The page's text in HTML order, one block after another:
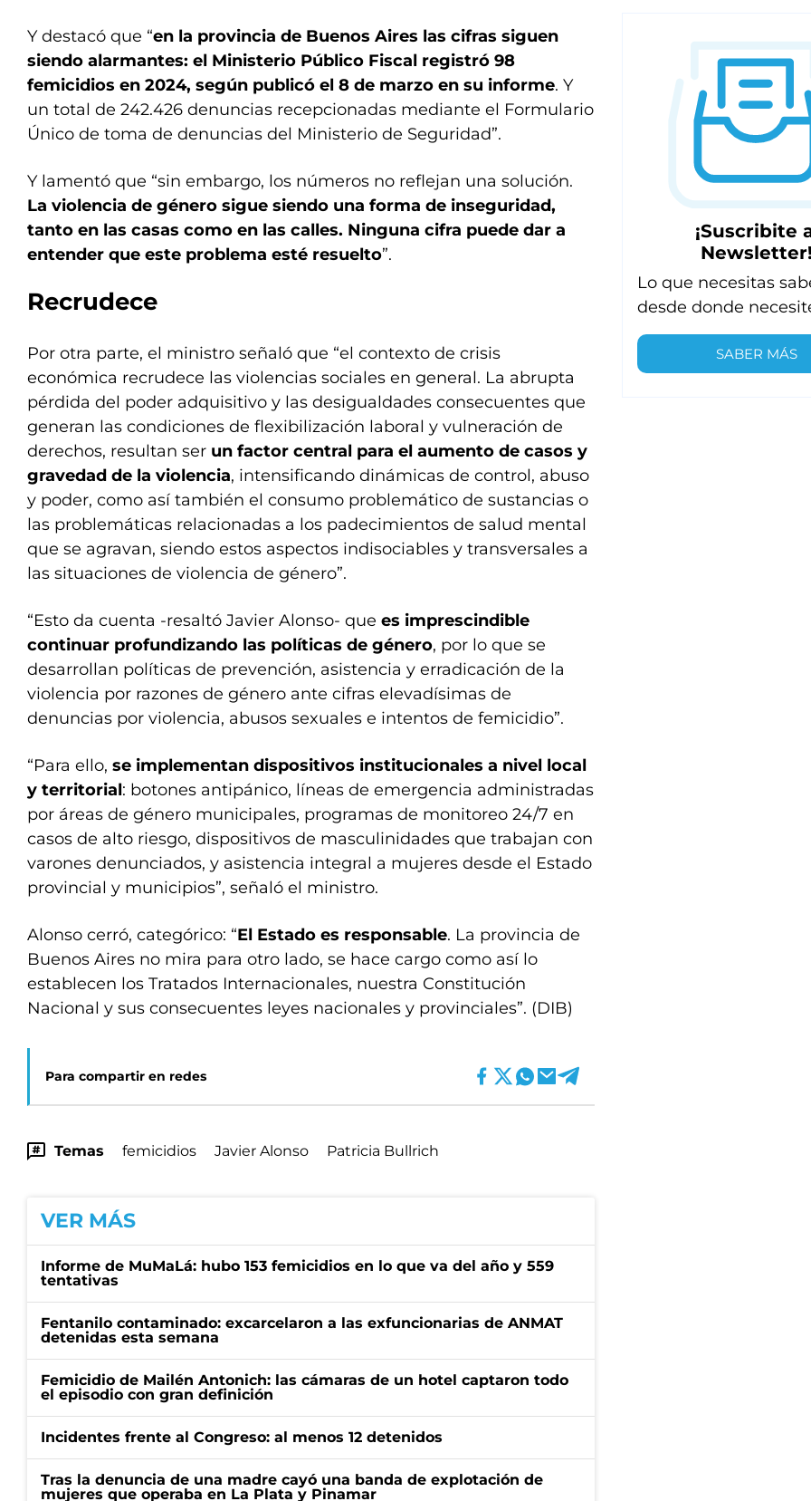
Y destacó que “en la provincia de Buenos Aires las cifras siguen
siendo alarmantes: el Ministerio Público Fiscal registró 98
femicidios en 2024, según publicó el 8 de marzo en su informe. Y
un total de 242.426 denuncias recepcionadas mediante el Formulario
Único de toma de denuncias del Ministerio de Seguridad”.
Y lamentó que “sin embargo, los números no reflejan una solución.
La violencia de género sigue siendo una forma de inseguridad,
tanto en las casas como en las calles. Ninguna cifra puede dar a
entender que este problema esté resuelto”.
Recrudece
Por otra parte, el ministro señaló que “el contexto de crisis
económica recrudece las violencias sociales en general. La abrupta
pérdida del poder adquisitivo y las desigualdades consecuentes que
generan las condiciones de flexibilización laboral y vulneración de
derechos, resultan ser un factor central para el aumento de casos y
gravedad de la violencia, intensificando dinámicas de control, abuso
y poder, como así también el consumo problemático de sustancias o
las problemáticas relacionadas a los padecimientos de salud mental
que se agravan, siendo estos aspectos indisociables y transversales a
las situaciones de violencia de género”.
“Esto da cuenta -resaltó Javier Alonso- que es imprescindible
continuar profundizando las políticas de género, por lo que se
desarrollan políticas de prevención, asistencia y erradicación de la
violencia por razones de género ante cifras elevadísimas de
denuncias por violencia, abusos sexuales e intentos de femicidio”.
“Para ello, se implementan dispositivos institucionales a nivel local
y territorial: botones antipánico, líneas de emergencia administradas
por áreas de género municipales, programas de monitoreo 24/7 en
casos de alto riesgo, dispositivos de masculinidades que trabajan con
varones denunciados, y asistencia integral a mujeres desde el Estado
provincial y municipios”, señaló el ministro.
Alonso cerró, categórico: “El Estado es responsable. La provincia de
Buenos Aires no mira para otro lado, se hace cargo como así lo
establecen los Tratados Internacionales, nuestra Constitución
Nacional y sus consecuentes leyes nacionales y provinciales”. (DIB)
Para compartir en redes
Temas femicidios Javier Alonso Patricia Bullrich
VER MÁS
Informe de MuMaLá: hubo 153 femicidios en lo que va del año y 559
tentativas
Fentanilo contaminado: excarcelaron a las exfuncionarias de ANMAT
detenidas esta semana
Femicidio de Mailén Antonich: las cámaras de un hotel captaron todo
el episodio con gran definición
Incidentes frente al Congreso: al menos 12 detenidos
Tras la denuncia de una madre cayó una banda de explotación de
mujeres que operaba en La Plata y Pinamar
¡Suscribite
Lo que necesitas
desde donde
SABER MÁS